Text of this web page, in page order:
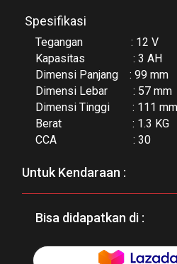
Spesifikasi
Tegangan : 12 V
Kapasitas : 3 AH
Dimensi Panjang : 99 mm
Dimensi Lebar : 57 mm
Dimensi Tinggi : 111 mm
Berat : 1.3 KG
CCA : 30
Untuk Kendaraan :
Bisa didapatkan di :